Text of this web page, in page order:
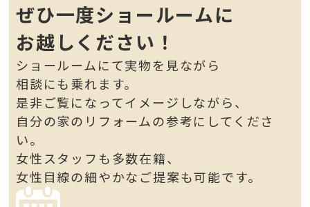
ぜひ一度ショールームに
お越しください！
ショールームにて実物を見ながら
相談にも乗れます。
是非ご覧になってイメージしながら、
自分の家のリフォームの参考にしてくださ
い。
女性スタッフも多数在籍、
女性目線の細やかなご提案も可能です。